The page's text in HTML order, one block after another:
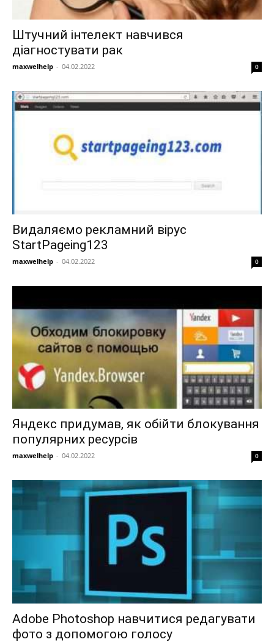
Штучний інтелект навчився
діагностувати рак
maxwelhelp - 04.02.2022 0
Видаляємо рекламний вірус
StartPageing123
maxwelhelp - 04.02.2022 0
Яндекс придумав, як обійти блокування
популярних ресурсів
maxwelhelp - 04.02.2022 0
Adobe Photoshop навчитися редагувати
фото з допомогою голосу